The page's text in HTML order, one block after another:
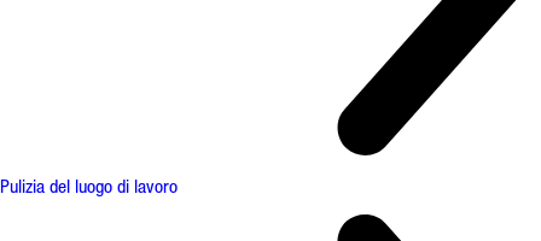
Pulizia del luogo di lavoro